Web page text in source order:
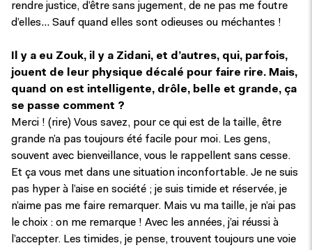
rendre justice, d’être sans jugement, de ne pas me foutre
d’elles… Sauf quand elles sont odieuses ou méchantes !
Il y a eu Zouk, il y a Zidani, et d’autres, qui, parfois,
jouent de leur physique décalé pour faire rire. Mais,
quand on est intelligente, drôle, belle et grande, ça
se passe comment ?
Merci ! (rire) Vous savez, pour ce qui est de la taille, être
grande n’a pas toujours été facile pour moi. Les gens,
souvent avec bienveillance, vous le rappellent sans cesse.
Et ça vous met dans une situation inconfortable. Je ne suis
pas hyper à l’aise en société ; je suis timide et réservée, je
n’aime pas me faire remarquer. Mais vu ma taille, je n’ai pas
le choix : on me remarque ! Avec les années, j’ai réussi à
l’accepter. Les timides, je pense, trouvent toujours une voie